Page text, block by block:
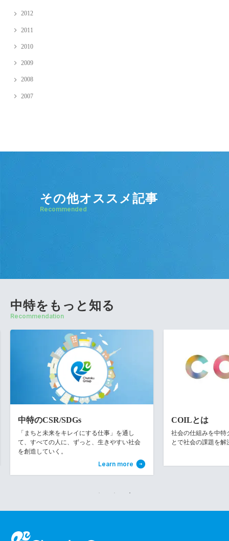
2012
2011
2010
2009
2008
2007
その他オススメ記事
Recommended
中特をもっと知る
Recommendation
中特のCSR/SDGs
「まちと未来をキレイにする仕事」を通し
て、すべての人に、ずっと、生きやすい社会
を創造していく。
Learn more
COILとは
社会の仕組みを中特
とで社会の課題を解